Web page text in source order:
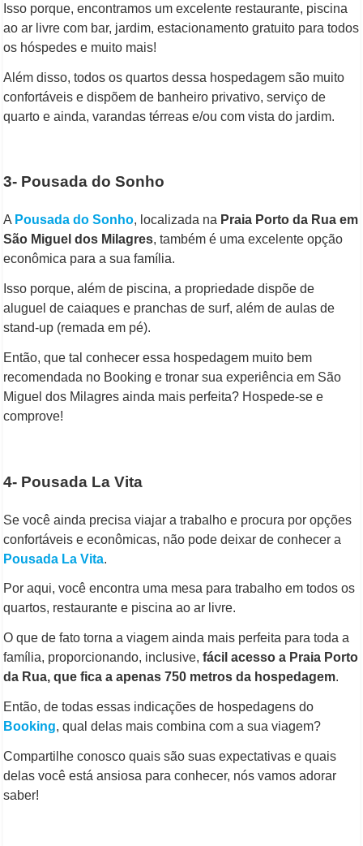
Isso porque, encontramos um excelente restaurante, piscina
ao ar livre com bar, jardim, estacionamento gratuito para todos
os hóspedes e muito mais!
Além disso, todos os quartos dessa hospedagem são muito
confortáveis e dispõem de banheiro privativo, serviço de
quarto e ainda, varandas térreas e/ou com vista do jardim.
3- Pousada do Sonho
A Pousada do Sonho, localizada na Praia Porto da Rua em
São Miguel dos Milagres, também é uma excelente opção
econômica para a sua família.
Isso porque, além de piscina, a propriedade dispõe de
aluguel de caiaques e pranchas de surf, além de aulas de
stand-up (remada em pé).
Então, que tal conhecer essa hospedagem muito bem
recomendada no Booking e tronar sua experiência em São
Miguel dos Milagres ainda mais perfeita? Hospede-se e
comprove!
4- Pousada La Vita
Se você ainda precisa viajar a trabalho e procura por opções
confortáveis e econômicas, não pode deixar de conhecer a
Pousada La Vita.
Por aqui, você encontra uma mesa para trabalho em todos os
quartos, restaurante e piscina ao ar livre.
O que de fato torna a viagem ainda mais perfeita para toda a
família, proporcionando, inclusive, fácil acesso a Praia Porto
da Rua, que fica a apenas 750 metros da hospedagem.
Então, de todas essas indicações de hospedagens do
Booking, qual delas mais combina com a sua viagem?
Compartilhe conosco quais são suas expectativas e quais
delas você está ansiosa para conhecer, nós vamos adorar
saber!